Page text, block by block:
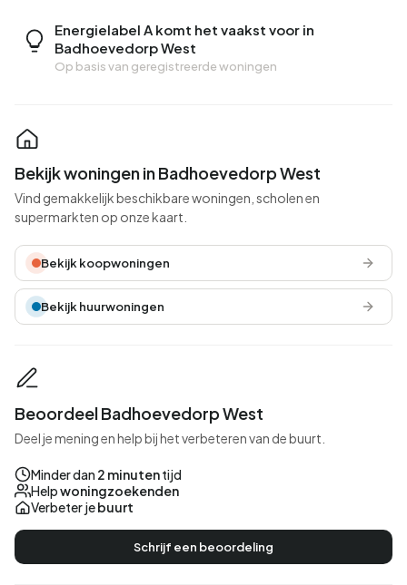
Energielabel A komt het vaakst voor in
Badhoevedorp West
Op basis van geregistreerde woningen
Bekijk woningen in Badhoevedorp West
Vind gemakkelijk beschikbare woningen, scholen en
supermarkten op onze kaart.
Bekijk koopwoningen
Bekijk huurwoningen
Beoordeel Badhoevedorp West
Deel je mening en help bij het verbeteren van de buurt.
Minder dan 2 minutentijd
Helpwoningzoekenden
Verbeter jebuurt
Schrijf een beoordeling